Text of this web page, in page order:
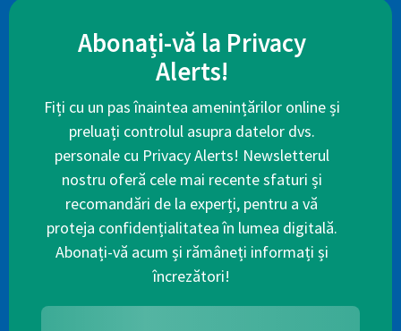
Abonați-vă la Privacy
Alerts!
Fiți cu un pas înaintea amenințărilor online și
preluați controlul asupra datelor dvs.
personale cu Privacy Alerts! Newsletterul
nostru oferă cele mai recente sfaturi și
recomandări de la experți, pentru a vă
proteja confidențialitatea în lumea digitală.
Abonați-vă acum și rămâneți informați și
încrezători!